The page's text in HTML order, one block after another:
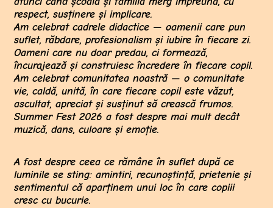
respect, susținere și implicare.
Am celebrat cadrele didactice — oamenii care pun
suflet, răbdare, profesionalism și iubire în fiecare zi.
Oameni care nu doar predau, ci formează,
încurajează și construiesc încredere în fiecare copil.
Am celebrat comunitatea noastră — o comunitate
vie, caldă, unită, în care fiecare copil este văzut,
ascultat, apreciat și susținut să crească frumos.
Summer Fest 2026 a fost despre mai mult decât
muzică, dans, culoare și emoție.
A fost despre ceea ce rămâne în suflet după ce
luminile se sting: amintiri, recunoștință, prietenie și
sentimentul că aparținem unui loc în care copiii
cresc cu bucurie.